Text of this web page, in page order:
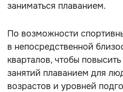
заниматься плаванием.
По возможности
в непосредственной
кварталов, чтобы
занятий плаванием для
возрастов и уровней